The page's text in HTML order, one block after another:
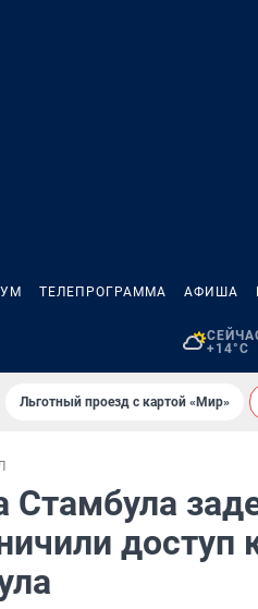
ТЕЛЕПРОГРАММА АФИША
+14°C
Льготный проезд с картой «Мир»
Стамбула
доступ